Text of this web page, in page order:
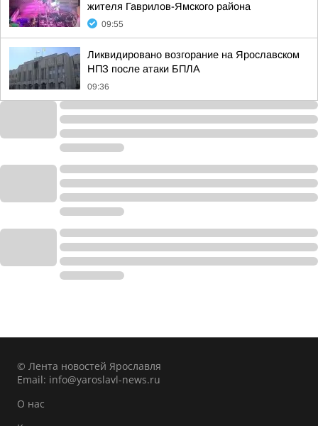
жителя Гаврилов-Ямского района
09:55
Ликвидировано возгорание на Ярославском
НПЗ после атаки БПЛА
09:36
© Лента новостей Ярославля
Email: info@yaroslavl-news.ru
О нас